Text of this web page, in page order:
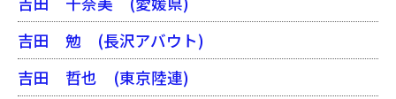
吉田 勉 (長沢アバウト)
吉田 哲也 (東京陸連)